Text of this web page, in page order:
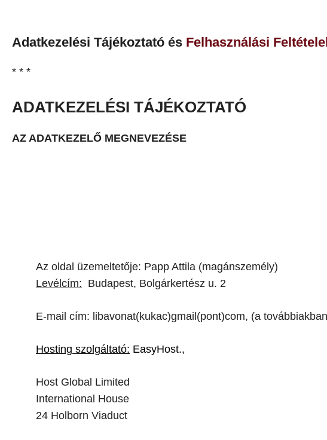
Adatkezelési Tájékoztató és Felhasználási
* * *
ADATKEZELÉSI TÁJÉKOZTATÓ
AZ ADATKEZELŐ MEGNEVEZÉSE
Az oldal üzemeltetője: Papp Attila (magánszemély)
Levélcím: Budapest, Bolgárkertész u. 2
E-mail cím: libavonat(kukac)gmail(pont)com, (a
Hosting szolgáltató: EasyHost.,
Host Global Limited
International House
24 Holborn Viaduct